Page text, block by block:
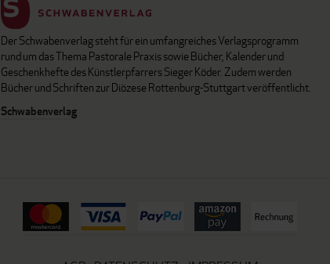
Der Schwabenverlag steht für ein umfangreiches Verlagsprogramm
rund um das Thema Pastorale Praxis sowie Bücher, Kalender und
Geschenkhefte des Künstlerpfarrers Sieger Köder. Zudem werden
Bücher und Schriften zur Diözese Rottenburg-Stuttgart veröffentlicht.
Schwabenverlag